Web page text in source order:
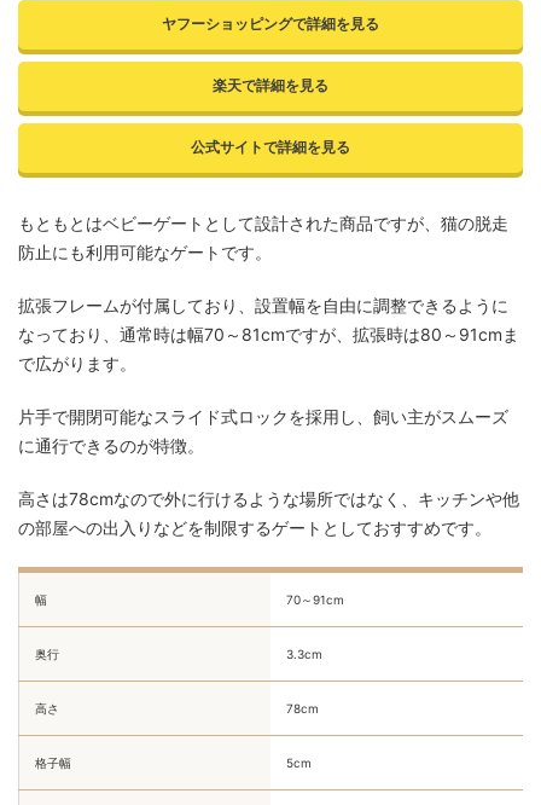
ヤフーショッピングで詳細を見る
楽天で詳細を見る
公式サイトで詳細を見る
もともとはベビーゲートとして設計された商品ですが、猫の脱走
防止にも利用可能なゲートです。
拡張フレームが付属しており、設置幅を自由に調整できるように
なっており、通常時は幅70～81cmですが、拡張時は80～91cmま
で広がります。
片手で開閉可能なスライド式ロックを採用し、飼い主がスムーズ
に通行できるのが特徴。
高さは78cmなので外に行けるような場所ではなく、キッチンや他
の部屋への出入りなどを制限するゲートとしておすすめです。
幅 70～91cm
奥行 3.3cm
高さ 78cm
格子幅 5cm